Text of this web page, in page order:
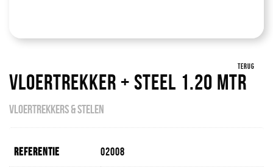
TERUG
Vloertrekker + Steel 1.20 Mtr
VLOERTREKKERS & STELEN
Referentie 02008